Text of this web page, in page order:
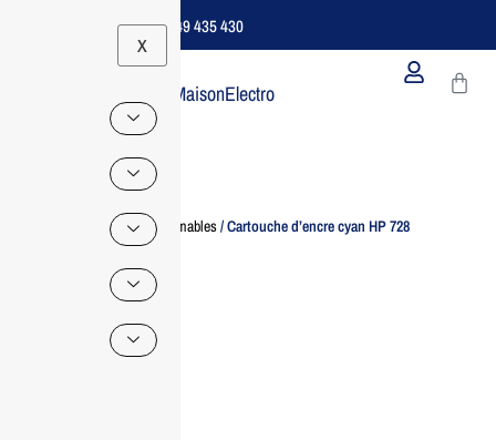
Support B2B Dédié | 06 49 435 430
X
MaisonElectro
Home /Consommables/ Cartouche d’encre cyan HP 728